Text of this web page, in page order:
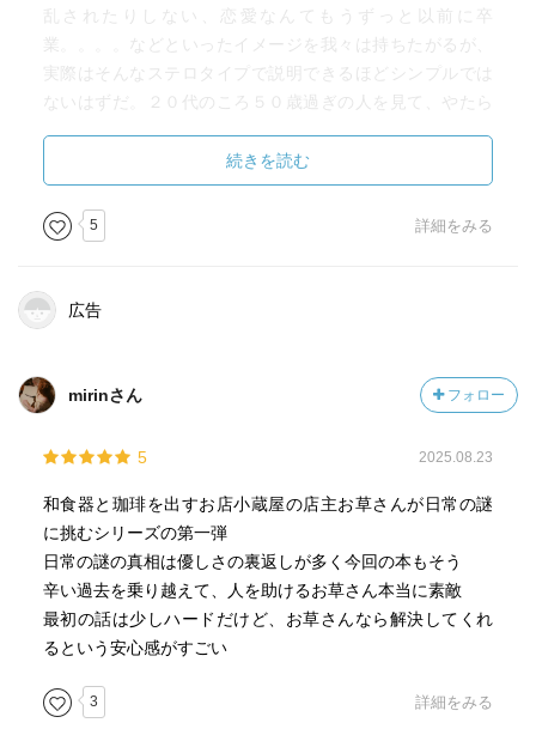
乱されたりしない、恋愛なんてもうずっと以前に卒
業。。。。などといったイメージを我々は持ちたがるが、
実際はそんなステロタイプで説明できるほどシンプルでは
ないはずだ。２０代のころ５０歳過ぎの人を見て、やたら
なって、ちっとも落ち着いていなく老成もしていないこと
に気づく。
そういう意味では、お草さんの人物設定は、現代を反映し
てリアルなのだろう。
続作を読んでみたい作品だ。
続きを読む
5 詳細をみる
広告
mirinさん フォロー
5 2025.08.23
和食器と珈琲を出すお店小蔵屋の店主お草さんが日常の謎
に挑むシリーズの第一弾
日常の謎の真相は優しさの裏返しが多く今回の本もそう
辛い過去を乗り越えて、人を助けるお草さん本当に素敵
最初の話は少しハードだけど、お草さんなら解決してくれ
るという安心感がすごい
3 詳細をみる